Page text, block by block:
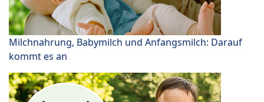
Milchnahrung, Babymilch und Anfangsmilch: Darauf
kommt es an